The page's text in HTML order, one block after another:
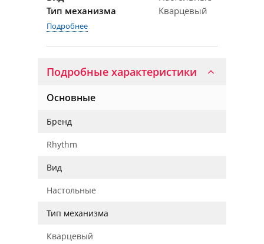
Тип механизма
Кварцевый
Подробнее
Подробные характеристики
Основные
Бренд
Rhythm
Вид
Настольные
Тип механизма
Кварцевый